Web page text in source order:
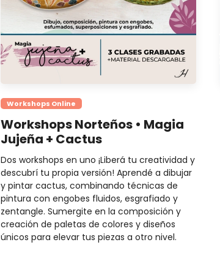
Workshops Online
Workshops Norteños • Magia
Jujeña + Cactus
Dos workshops en uno ¡Liberá tu creatividad y
descubrí tu propia versión! Aprendé a dibujar
y pintar cactus, combinando técnicas de
pintura con engobes fluidos, esgrafiado y
zentangle. Sumergite en la composición y
creación de paletas de colores y diseños
únicos para elevar tus piezas a otro nivel.